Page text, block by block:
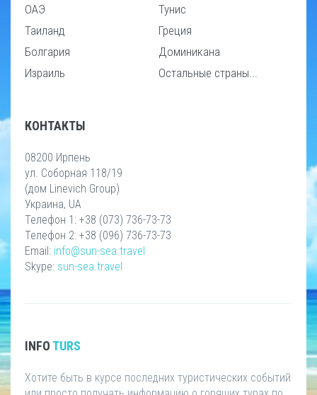
ОАЭ
Таиланд
Болгария
Израиль
Тунис
Греция
Доминикана
Остальные страны...
КОНТАКТЫ
08200 Ирпень
ул. Соборная 118/19
(дом Linevich Group)
Украина, UA
Телефон 1: +38 (073) 736-73-73
Телефон 2: +38 (096) 736-73-73
Email: info@sun-sea.travel
Skype: sun-sea.travel
INFO TURS
Хотите быть в курсе последних туристических событий